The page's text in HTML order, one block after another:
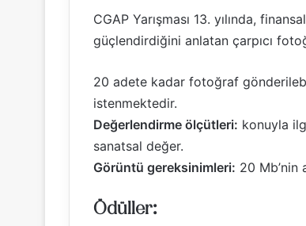
CGAP Yarışması 13. yılında,
güçlendirdiğini anlatan çarpıcı
20 adete kadar fotoğraf
istenmektedir.
Değerlendirme ölçütleri: konuyla
sanatsal değer.
Görüntü gereksinimleri: 20 Mb’nin
Ödüller: